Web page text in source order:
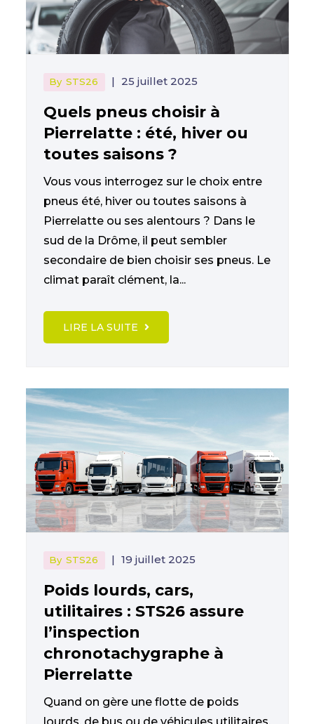
By STS26 | 25 juillet 2025
Quels pneus choisir à
Pierrelatte : été, hiver ou
toutes saisons ?
Vous vous interrogez sur le choix entre
pneus été, hiver ou toutes saisons à
Pierrelatte ou ses alentours ? Dans le
sud de la Drôme, il peut sembler
secondaire de bien choisir ses pneus. Le
climat paraît clément, la...
LIRE LA SUITE
By STS26 | 19 juillet 2025
Poids lourds, cars,
utilitaires : STS26 assure
l’inspection
chronotachygraphe à
Pierrelatte
Quand on gère une flotte de poids
lourds, de bus ou de véhicules utilitaires,